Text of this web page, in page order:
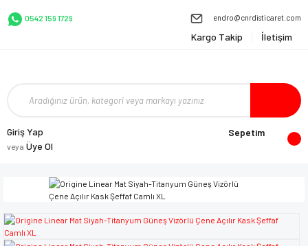
0542 159 1729 endro@cnrdisticaret.com
Kargo Takip İletişim
Giriş Yap
veya Üye Ol
Sepetim